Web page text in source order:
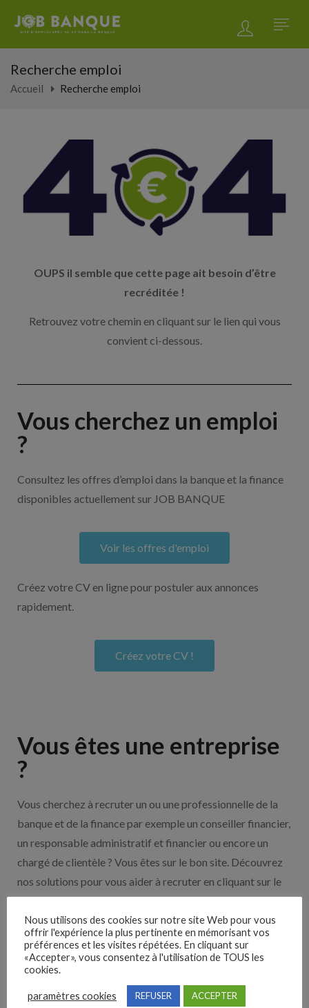
Recherche emploi
Accueil Recherche emploi
OUPS il semble que cette page ait besoin d’être
recréditée !
Retrouvez votre chemin en cliquant sur le lien qui vous
convient ci-dessous.
Vous cherchez un emploi
?
Consultez les offres d’emploi dans la banque et la finance
disponibles actuellement sur JOB BANQUE
Voir les offres d'emploi
Créez votre CV en ligne pour postuler aux annonces
rapidement.
Créez votre CV !
Vous êtes une entreprise
?
Vous cherchez à recruter un ou une professionnelle de la
banque et de la finance par exemple un conseiller financier,
un responsable administratif et financier ou encore un
chargé de clientèle ? Vous êtes sur le bon site. Découvrez
nos solutions pour vous aider à recruter en cliquant sur le
bouton ci-dessous.
Nos solutions entreprises
Découvrez nos partenaires ! Moteurs de recherches,
Nous utilisons des cookies sur notre site Web pour vous
offrir l'expérience la plus pertinente en mémorisant vos
préférences et les visites répétées. En cliquant sur
«Accepter», vous consentez à l'utilisation de TOUS les
cookies.
paramètres cookies REFUSER ACCEPTER